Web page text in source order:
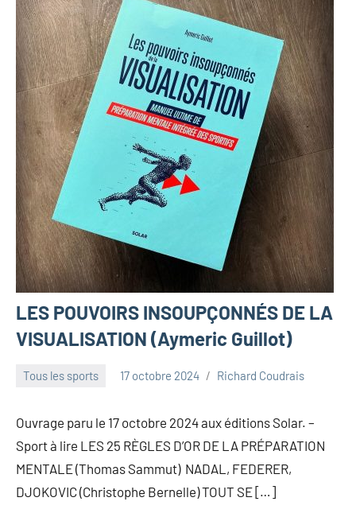
LES POUVOIRS INSOUPÇONNÉS DE LA
VISUALISATION (Aymeric Guillot)
Tous les sports 17 octobre 2024 Richard Coudrais
Ouvrage paru le 17 octobre 2024 aux éditions Solar. –
Sport à lire LES 25 RÈGLES D’OR DE LA PRÉPARATION
MENTALE (Thomas Sammut) NADAL, FEDERER,
DJOKOVIC (Christophe Bernelle) TOUT SE […]